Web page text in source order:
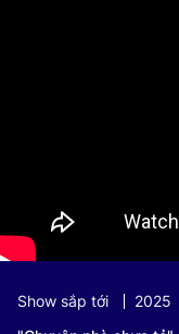
Show sắp tới
2025